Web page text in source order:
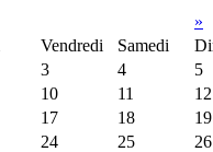
»
Vendredi Samedi
3 4
5
10 11
12
17 18
19
24 25
26